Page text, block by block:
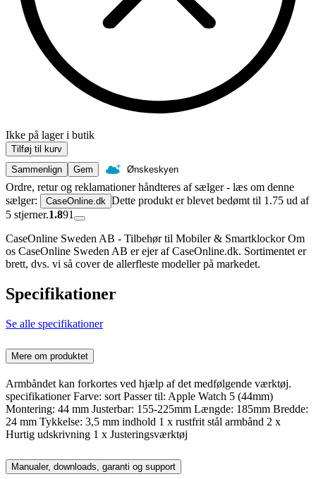
Ikke på lager i butik
Tilføj til kurv
Sammenlign
Gem Ønskeskyen
Ordre, retur og reklamationer håndteres af sælger - læs om denne
sælger:
CaseOnline.dk Dette produkt er blevet bedømt til 1.75 ud af
5 stjerner.1.891
CaseOnline Sweden AB - Tilbehør til Mobiler & Smartklockor Om
os CaseOnline Sweden AB er ejer af CaseOnline.dk. Sortimentet er
brett, dvs. vi så cover de allerfleste modeller på markedet.
Specifikationer
Se alle specifikationer
Mere om produktet
Armbåndet kan forkortes ved hjælp af det medfølgende værktøj.
specifikationer Farve: sort Passer til: Apple Watch 5 (44mm)
Montering: 44 mm Justerbar: 155-225mm Længde: 185mm Bredde:
24 mm Tykkelse: 3,5 mm indhold 1 x rustfrit stål armbånd 2 x
Hurtig udskrivning 1 x Justeringsværktøj
Manualer, downloads, garanti og support